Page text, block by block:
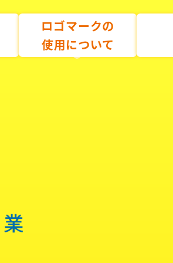
ロゴマークの
使用について